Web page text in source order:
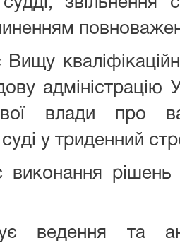
адміністрацію
влади про
у триденний
виконання рішень
ведення та